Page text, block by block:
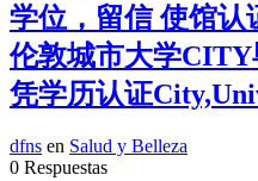
学位，留信 使馆认
伦敦城市大学
凭学历认证
dfns en Salud y Belleza
0 Respuestas